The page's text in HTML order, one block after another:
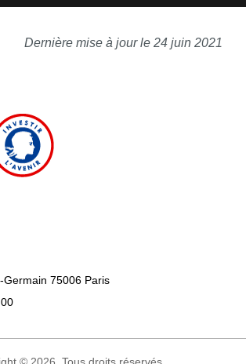
Dernière mise à jour le 24 juin 2021
75006 Paris